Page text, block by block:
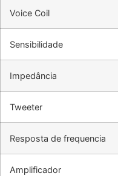
Voice Coil
Sensibilidade
Impedância
Tweeter
Resposta de frequencia
Amplificador